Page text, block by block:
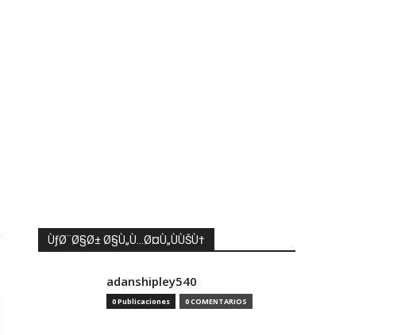
ÙƒØ¨Ø§Ø± Ø§Ù„Ù…Ø¤Ù„ÙÙŠÙ†
adanshipley540
0 Publicaciones 0 COMENTARIOS